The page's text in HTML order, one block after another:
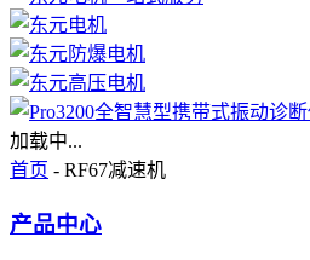
加载中...
首页 - RF67减速机
产品中心